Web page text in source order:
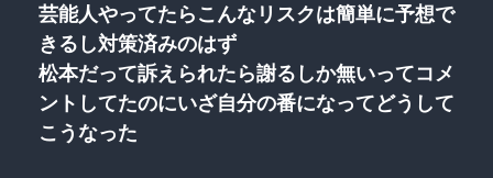
芸能人やってたらこんなリスクは簡単に予想で
きるし対策済みのはず
松本だって訴えられたら謝るしか無いってコメ
ントしてたのにいざ自分の番になってどうして
こうなった